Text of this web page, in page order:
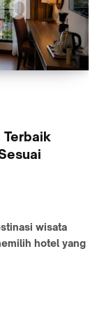
Terbaik
wisata
hotel yang